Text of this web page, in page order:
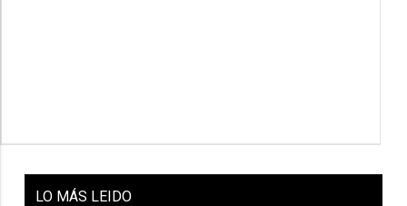
LO MÁS LEIDO